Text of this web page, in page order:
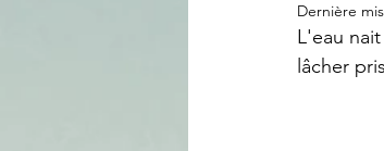
Dernière
L'eau
lâcher